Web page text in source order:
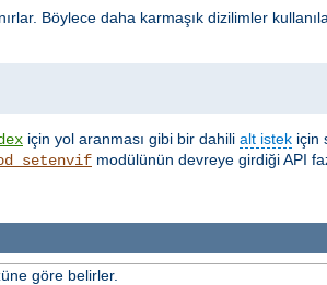
Böylece daha karmaşık dizilimler
için yol aranması gibi bir dahili alt istek için
modülünün devreye girdiği API
göre belirler.